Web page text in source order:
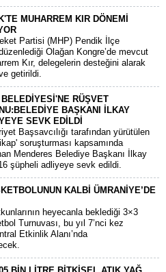
MUHARREM KIR DÖNEMİ
Partisi (MHP) Pendik İlçe
düzenlediği Olağan Kongre’de mevcut
Kır, delegelerin desteğini alarak
getirildi.
BELEDİYESİ'NE RÜŞVET
BAŞKANI İLKAY
SEVK EDİLDİ
Başsavcılığı tarafından yürütülen
soruşturması kapsamında
Menderes Belediye Başkanı İlkay
şüpheli adliyeye sevk edildi.
KALBİ ÜMRANİYE’DE
heyecanla beklediği 3×3
Turnuvası, bu yıl 7’nci kez
Etkinlik Alanı’nda